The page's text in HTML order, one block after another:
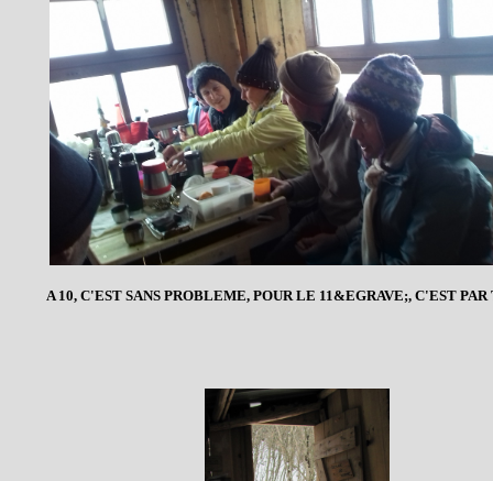
A 10, C'EST SANS PROBLEME, POUR LE 11&EGRAVE;, C'EST PAR